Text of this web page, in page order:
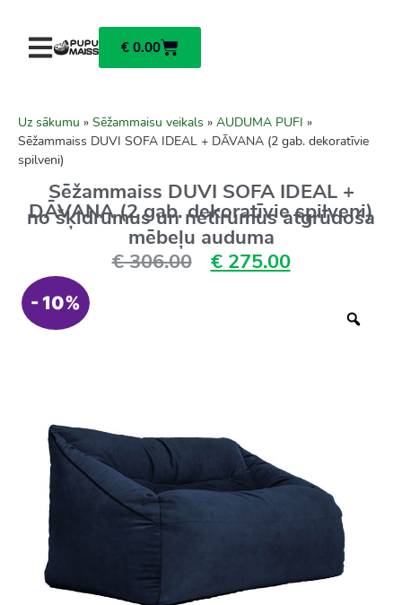
€ 0.00
Uz sākumu » Sēžammaisu veikals » AUDUMA PUFI »
Sēžammaiss DUVI SOFA IDEAL + DĀVANA (2 gab. dekoratīvie
spilveni)
Sēžammaiss DUVI SOFA IDEAL +
DĀVANA (2 gab. dekoratīvie spilveni)
no šķidrumus un netīrumus atgrūdoša
mēbeļu auduma
€306.00 €275.00
- 10%